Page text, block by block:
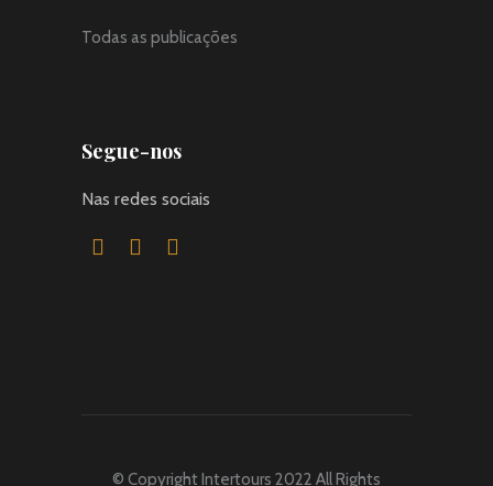
Todas as publicações
Segue-nos
Nas redes sociais
© Copyright Intertours 2022 All Rights